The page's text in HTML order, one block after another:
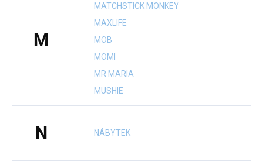
M
MATCHSTICK MONKEY
MAXLIFE
MOB
MOMI
MR MARIA
MUSHIE
N NÁBYTEK